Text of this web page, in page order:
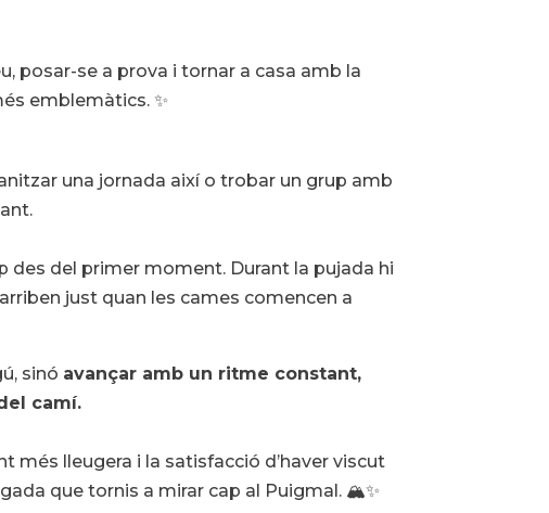
posar-se a prova i tornar a casa amb la
emblemàtics. ✨
una jornada així o trobar un grup amb
del primer moment. Durant la pujada hi
just quan les cames comencen a
sinó avançar amb un ritme constant,
camí.
més lleugera i la satisfacció d’haver viscut
que tornis a mirar cap al Puigmal. 🏔️✨